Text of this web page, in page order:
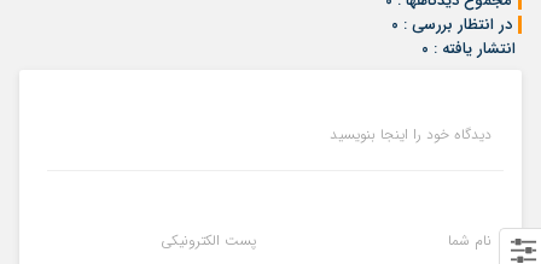
در انتظار بررسی : ۰
انتشار یافته : ۰
دیدگاه خود را اینجا بنویسید
نام شما پست الکترونیکی